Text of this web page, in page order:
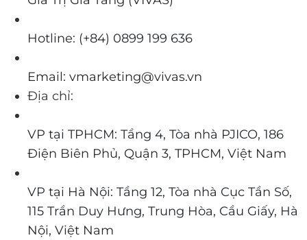
Hotline: (+84) 0899 199 636
Email: vmarketing@vivas.vn
Địa chỉ:
VP tại TPHCM: Tầng 4, Tòa nhà PJICO, 186
Điện Biên Phủ, Quận 3, TPHCM, Việt Nam
VP tại Hà Nội: Tầng 12, Tòa nhà Cục Tần Số,
115 Trần Duy Hưng, Trung Hòa, Cầu Giấy, Hà
Nội, Việt Nam